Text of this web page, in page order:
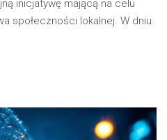
inicjatywę mającą na celu
społeczności lokalnej. W dniu